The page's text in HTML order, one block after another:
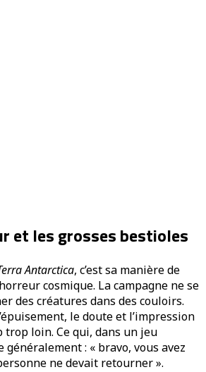
et les grosses bestioles
Antarctica, c’est sa manière de
cosmique. La campagne ne se
des créatures dans des couloirs.
le doute et l’impression
trop loin. Ce qui, dans un jeu
: « bravo, vous avez
ne devait retourner ».